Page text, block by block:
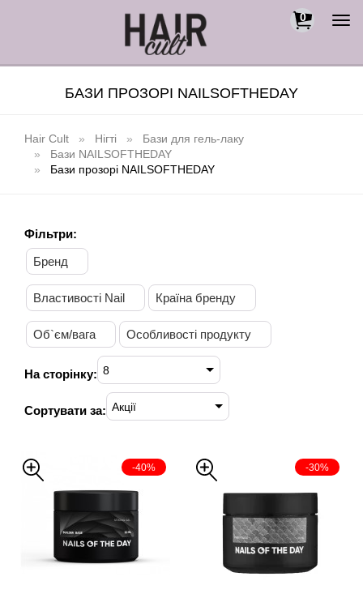
0
БАЗИ ПРОЗОРІ NAILSOFTHEDAY
Hair Cult Нігті
Бази для гель-лаку
Бази NAILSOFTHEDAY
Бази прозорі NAILSOFTHEDAY
Фільтри:
Бренд
Властивості Nail Країна бренду
Об`єм/вага Особливості продукту
На сторінку: 8
Сортувати за: Акції
-40% -30%